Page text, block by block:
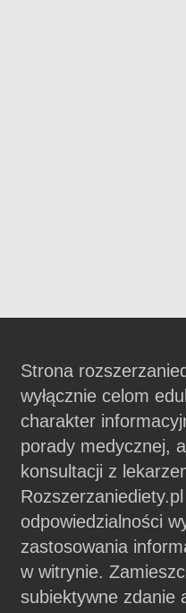
Strona
wyłącznie celom
charakter
porady medycznej,
konsultacji z
odpowiedzialności
zastosowania
w witrynie.
subiektywne zdanie